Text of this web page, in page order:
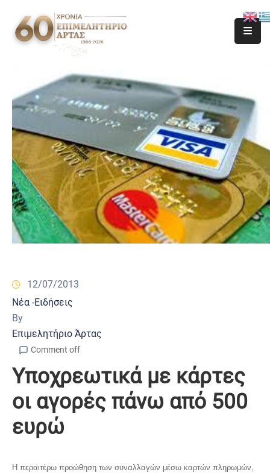
12/07/2013
Νέα -Ειδήσεις
By
Επιμελητήριο Άρτας
Comment off
Υποχρεωτικά με κάρτες
οι αγορές πάνω από 500
ευρώ
Η περαιτέρω προώθηση των συναλλαγών μέσω καρτών πληρωμών,